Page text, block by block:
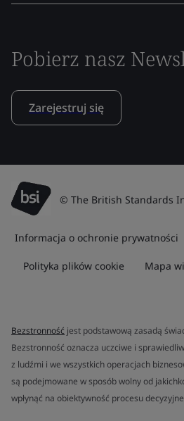
Pobierz nasz
Zarejestruj się
© The British Standards
Informacja o ochronie prywatności
Polityka plików cookie Mapa
Bezstronność jest podstawową zasadą
Bezstronność oznacza uczciwe i
z ludźmi i we wszystkich operacjach
są podejmowane w sposób wolny od
wpłynąć na obiektywność procesu